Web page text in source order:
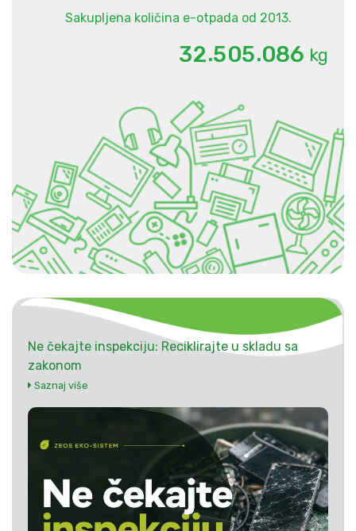
Sakupljena količina e-otpada od 2013.
32.505.086 kg
Ne čekajte inspekciju: Reciklirajte u skladu sa
zakonom
Saznaj više